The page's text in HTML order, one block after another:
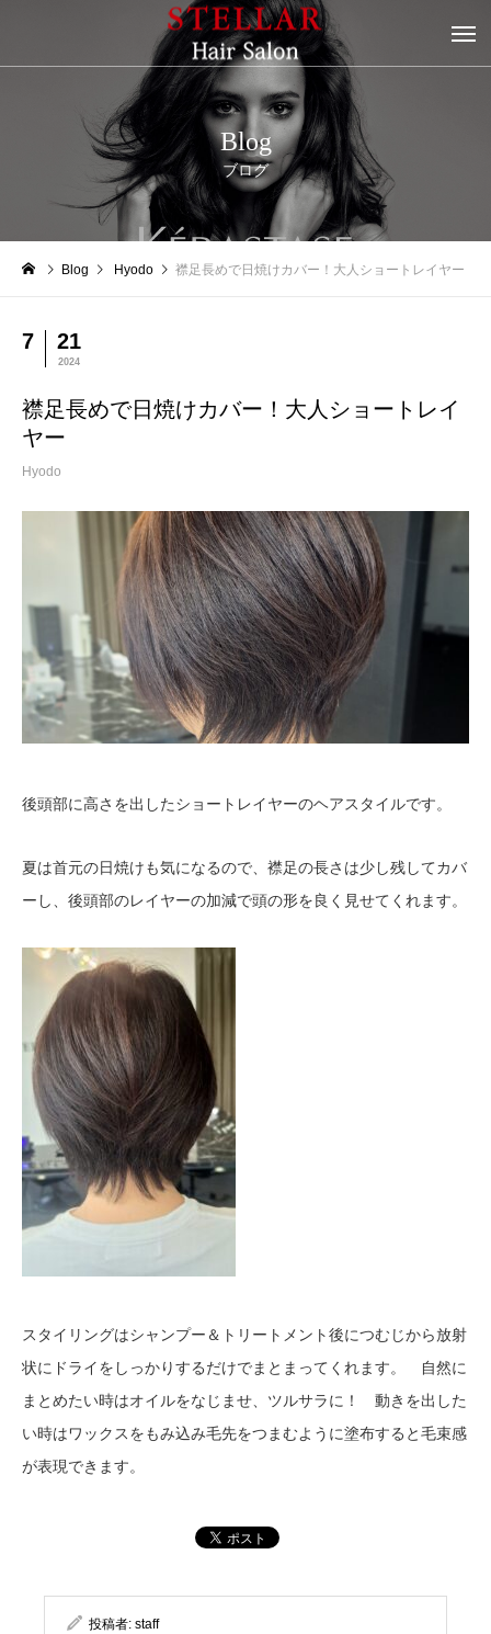
Blog
ブログ
Blog Hyodo 襟足長めで日焼けカバー！大人ショートレイヤー
7 21
2024
襟足長めで日焼けカバー！大人ショートレイ
ヤー
Hyodo
後頭部に高さを出したショートレイヤーのヘアスタイルです。
夏は首元の日焼けも気になるので、襟足の長さは少し残してカバ
ーし、後頭部のレイヤーの加減で頭の形を良く見せてくれます。
スタイリングはシャンプー＆トリートメント後につむじから放射
状にドライをしっかりするだけでまとまってくれます。 自然に
まとめたい時はオイルをなじませ、ツルサラに！ 動きを出した
い時はワックスをもみ込み毛先をつまむように塗布すると毛束感
が表現できます。
投稿者: staff